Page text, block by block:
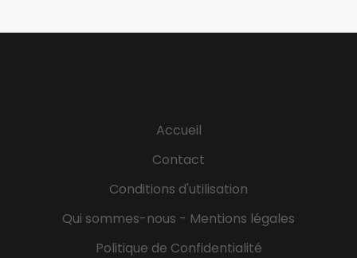
Accueil
Contact
Conditions d'utilisation
Qui sommes-nous - Mentions légales
Politique de Confidentialité